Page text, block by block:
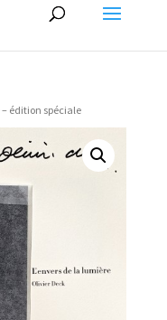
édition spéciale